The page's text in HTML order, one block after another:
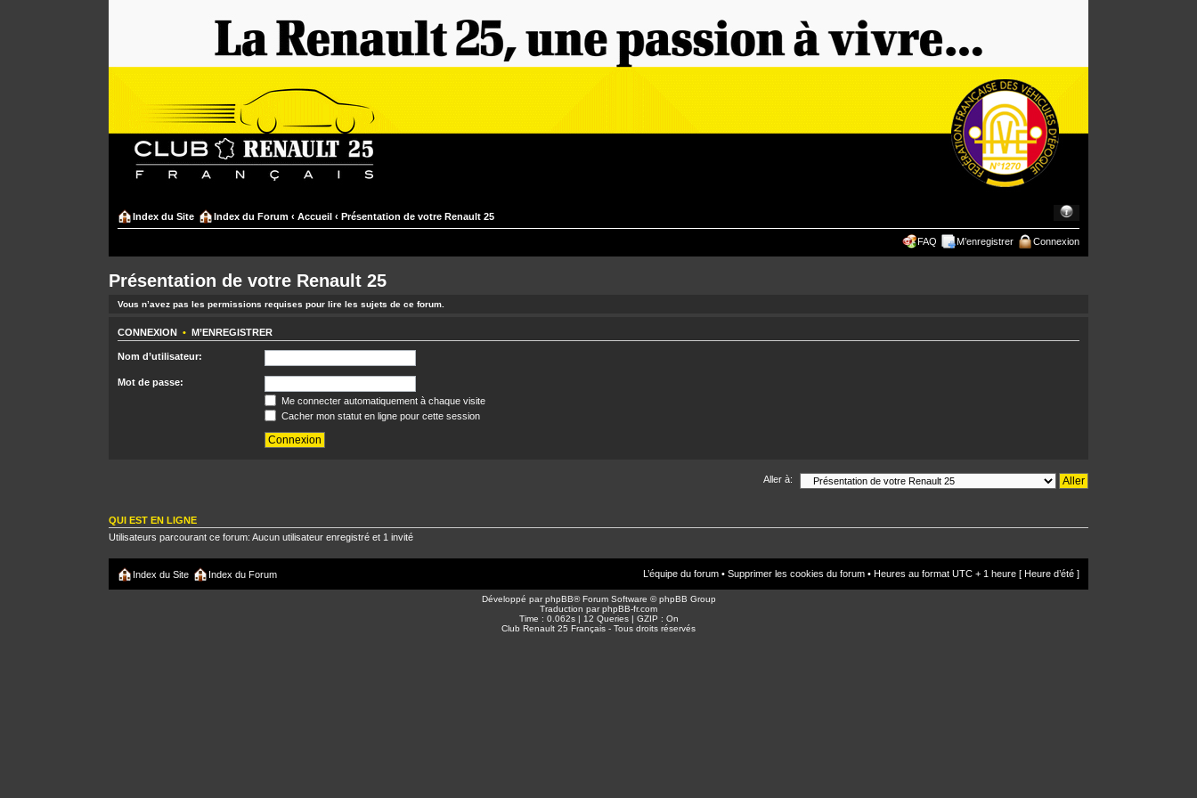
Index du Site Index du Forum ‹ Accueil ‹ Présentation de votre Renault 25
FAQ M’enregistrer Connexion
Présentation de votre Renault 25
Vous n’avez pas les permissions requises pour lire les sujets de ce forum.
CONNEXION • M’ENREGISTRER
Nom d’utilisateur:
Mot de passe:
Me connecter automatiquement à chaque visite
Cacher mon statut en ligne pour cette session
Aller à:
QUI EST EN LIGNE
Utilisateurs parcourant ce forum: Aucun utilisateur enregistré et 1 invité
Index du Site Index du Forum L’équipe du forum • Supprimer les cookies du forum • Heures au format UTC + 1 heure [ Heure d’été ]
Développé parphpBB® Forum Software © phpBB Group
Traduction parphpBB-fr.com
Time : 0.062s | 12 Queries | GZIP : On
Club Renault 25 Français - Tous droits réservés